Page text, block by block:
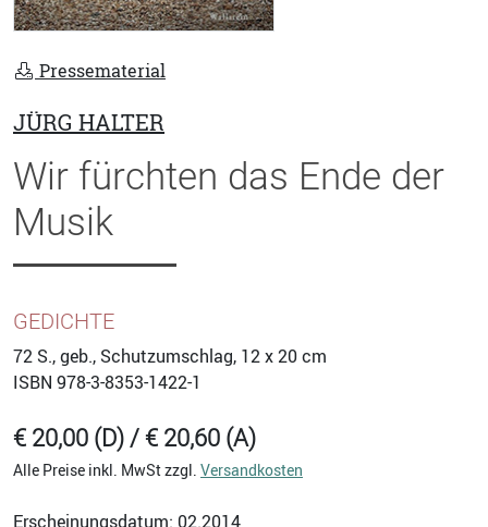
Pressematerial
JÜRG HALTER
Wir fürchten das Ende der
Musik
GEDICHTE
72 S., geb., Schutzumschlag, 12 x 20 cm
ISBN 978-3-8353-1422-1
€ 20,00 (D) / € 20,60 (A)
Alle Preise inkl. MwSt zzgl. Versandkosten
Erscheinungsdatum: 02.2014